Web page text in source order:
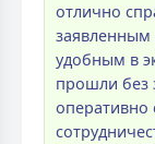
отлично
заявленным
удобным в
прошли без